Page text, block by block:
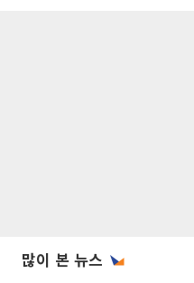
많이 본 뉴스